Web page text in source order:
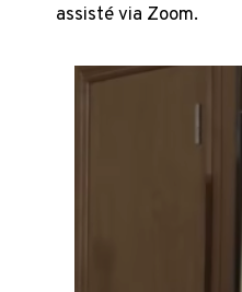
assisté via Zoom.